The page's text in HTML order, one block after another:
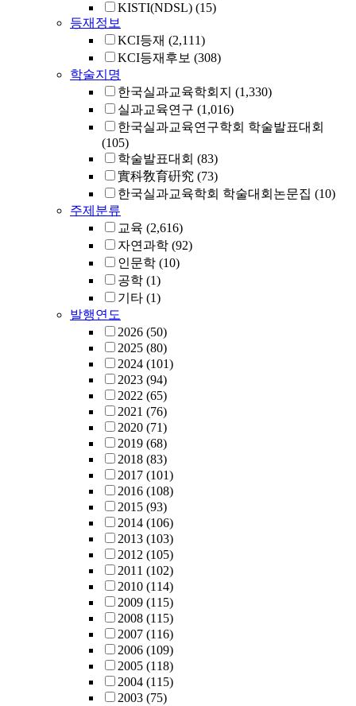
KISTI(NDSL) (15)
등재정보
KCI등재 (2,111)
KCI등재후보 (308)
학술지명
한국실과교육학회지 (1,330)
실과교육연구 (1,016)
한국실과교육연구학회 학술발표대회
(105)
학술발표대회 (83)
實科敎育硏究 (73)
한국실과교육학회 학술대회논문집 (10)
주제분류
교육 (2,616)
자연과학 (92)
인문학 (10)
공학 (1)
기타 (1)
발행연도
2026 (50)
2025 (80)
2024 (101)
2023 (94)
2022 (65)
2021 (76)
2020 (71)
2019 (68)
2018 (83)
2017 (101)
2016 (108)
2015 (93)
2014 (106)
2013 (103)
2012 (105)
2011 (102)
2010 (114)
2009 (115)
2008 (115)
2007 (116)
2006 (109)
2005 (118)
2004 (115)
2003 (75)